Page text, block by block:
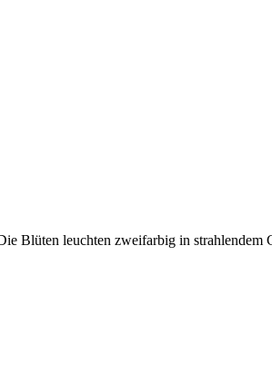
Blüten leuchten zweifarbig in